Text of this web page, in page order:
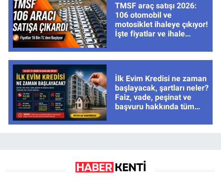
TMSF araç satışı 2026:
106 otomobil ve
motosiklet ihaleye çıkıyor!
İşte fiyatlar ve ihale
İlk Evim Kredisi ne zaman
başlayacak, şartları neler?
Faiz, vade, peşinat ve
başvuru hakkında tüm